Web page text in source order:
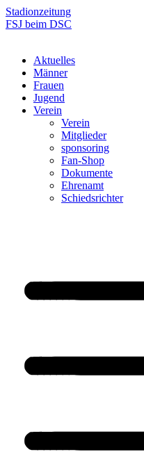
Zum
Inhalt
Stadionzeitung
FSJ beim DSC
Aktuelles
Männer
Frauen
Jugend
Verein
Verein
Mitglieder
sponsoring
Fan-Shop
Dokumente
Ehrenamt
Schiedsrichter